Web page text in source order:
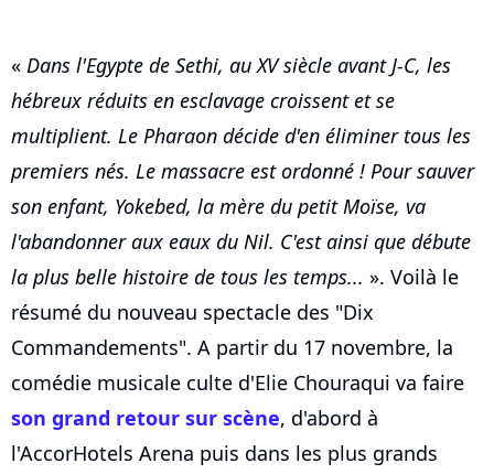
« Dans l'Egypte de Sethi, au XV siècle avant J-C, les
hébreux réduits en esclavage croissent et se
multiplient. Le Pharaon décide d'en éliminer tous les
premiers nés. Le massacre est ordonné ! Pour sauver
son enfant, Yokebed, la mère du petit Moïse, va
l'abandonner aux eaux du Nil. C'est ainsi que débute
la plus belle histoire de tous les temps... ». Voilà le
résumé du nouveau spectacle des "Dix
Commandements". A partir du 17 novembre, la
comédie musicale culte d'Elie Chouraqui va faire
son grand retour sur scène, d'abord à
l'AccorHotels Arena puis dans les plus grands